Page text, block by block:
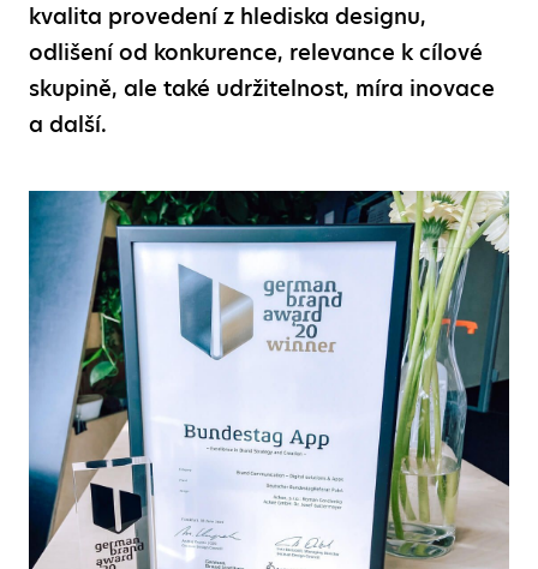
kvalita provedení z hlediska designu,
odlišení od konkurence, relevance k cílové
skupině, ale také udržitelnost, míra inovace
a další.